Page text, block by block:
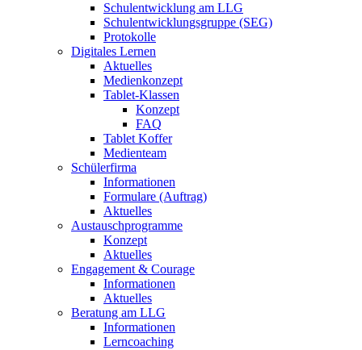
Schulentwicklung am LLG
Schulentwicklungsgruppe (SEG)
Protokolle
Digitales Lernen
Aktuelles
Medienkonzept
Tablet-Klassen
Konzept
FAQ
Tablet Koffer
Medienteam
Schülerfirma
Informationen
Formulare (Auftrag)
Aktuelles
Austauschprogramme
Konzept
Aktuelles
Engagement & Courage
Informationen
Aktuelles
Beratung am LLG
Informationen
Lerncoaching